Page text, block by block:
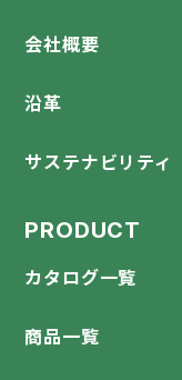
会社概要
沿革
サステナビリティ
PRODUCT
カタログ一覧
商品一覧